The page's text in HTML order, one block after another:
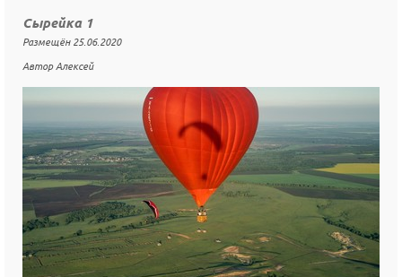
Сырейка 1
Размещён 25.06.2020
Автор Алексей